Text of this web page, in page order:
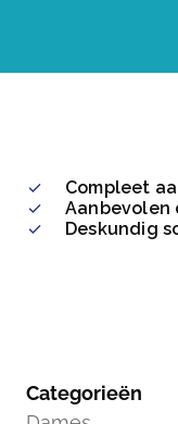
Compleet
Aanbevolen
Deskundig
Categorieën